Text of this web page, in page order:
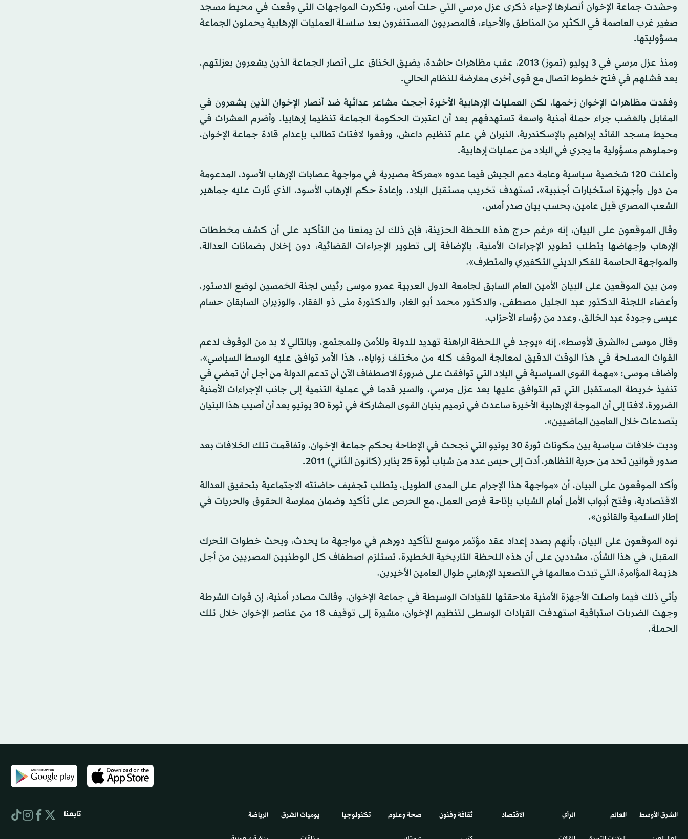
وحشدت جماعة الإخوان أنصارها لإحياء ذكرى عزل مرسي التي حلت أمس. وتكررت المواجهات التي وقعت في محيط مسجد
صغير غرب العاصمة في الكثير من المناطق والأحياء، فالمصريون المستنفرون بعد سلسلة العمليات الإرهابية يحملون الجماعة
مسؤوليتها.
ومنذ عزل مرسي في 3 يوليو (تموز) 2013، عقب مظاهرات حاشدة، يضيق الخناق على أنصار الجماعة الذين يشعرون بعزلتهم،
بعد فشلهم في فتح خطوط اتصال مع قوى أخرى معارضة للنظام الحالي.
وفقدت مظاهرات الإخوان زخمها، لكن العمليات الإرهابية الأخيرة أججت مشاعر عدائية ضد أنصار الإخوان الذين يشعرون في
المقابل بالغضب جراء حملة أمنية واسعة تستهدفهم بعد أن اعتبرت الحكومة الجماعة تنظيما إرهابيا. وأضرم العشرات في
محيط مسجد القائد إبراهيم بالإسكندرية، النيران في علم تنظيم داعش، ورفعوا لافتات تطالب بإعدام قادة جماعة الإخوان،
وحملوهم مسؤولية ما يجري في البلاد من عمليات إرهابية.
وأعلنت 120 شخصية سياسية وعامة دعم الجيش فيما عدوه «معركة مصيرية في مواجهة عصابات الإرهاب الأسود، المدعومة
من دول وأجهزة استخبارات أجنبية»، تستهدف تخريب مستقبل البلاد، وإعادة حكم الإرهاب الأسود، الذي ثارت عليه جماهير
الشعب المصري قبل عامين، بحسب بيان صدر أمس.
وقال الموقعون على البيان، إنه «رغم حرج هذه اللحظة الحزينة، فإن ذلك لن يمنعنا من التأكيد على أن كشف مخططات
الإرهاب وإجهاضها يتطلب تطوير الإجراءات الأمنية، بالإضافة إلى تطوير الإجراءات القضائية، دون إخلال بضمانات العدالة،
والمواجهة الحاسمة للفكر الديني التكفيري والمتطرف».
ومن بين الموقعين على البيان الأمين العام السابق لجامعة الدول العربية عمرو موسى رئيس لجنة الخمسين لوضع الدستور،
وأعضاء اللجنة الدكتور عبد الجليل مصطفى، والدكتور محمد أبو الغار، والدكتورة منى ذو الفقار، والوزيران السابقان حسام
عيسى وجودة عبد الخالق، وعدد من رؤساء الأحزاب.
وقال موسى لـ«الشرق الأوسط»، إنه «يوجد في اللحظة الراهنة تهديد للدولة وللأمن وللمجتمع، وبالتالي لا بد من الوقوف لدعم
القوات المسلحة في هذا الوقت الدقيق لمعالجة الموقف كله من مختلف زواياه.. هذا الأمر توافق عليه الوسط السياسي».
وأضاف موسى: «مهمة القوى السياسية في البلاد التي توافقت على ضرورة الاصطفاف الآن أن تدعم الدولة من أجل أن تمضي في
تنفيذ خريطة المستقبل التي تم التوافق عليها بعد عزل مرسي، والسير قدما في عملية التنمية إلى جانب الإجراءات الأمنية
الضرورة، لافتا إلى أن الموجة الإرهابية الأخيرة ساعدت في ترميم بنيان القوى المشاركة في ثورة 30 يونيو بعد أن أصيب هذا البنيان
بتصدعات خلال العامين الماضيين».
ودبت خلافات سياسية بين مكونات ثورة 30 يونيو التي نجحت في الإطاحة بحكم جماعة الإخوان، وتفاقمت تلك الخلافات بعد
صدور قوانين تحد من حرية التظاهر، أدت إلى حبس عدد من شباب ثورة 25 يناير (كانون الثاني) 2011.
وأكد الموقعون على البيان، أن «مواجهة هذا الإجرام على المدى الطويل، يتطلب تجفيف حاضنته الاجتماعية بتحقيق العدالة
الاقتصادية، وفتح أبواب الأمل أمام الشباب بإتاحة فرص العمل، مع الحرص على تأكيد وضمان ممارسة الحقوق والحريات في
إطار السلمية والقانون».
نوه الموقعون على البيان، بأنهم بصدد إعداد عقد مؤتمر موسع لتأكيد دورهم في مواجهة ما يحدث، وبحث خطوات التحرك
المقبل، في هذا الشأن، مشددين على أن هذه اللحظة التاريخية الخطيرة، تستلزم اصطفاف كل الوطنيين المصريين من أجل
هزيمة المؤامرة، التي تبدت معالمها في التصعيد الإرهابي طوال العامين الأخيرين.
يأتي ذلك فيما واصلت الأجهزة الأمنية ملاحقتها للقيادات الوسيطة في جماعة الإخوان. وقالت مصادر أمنية، إن قوات الشرطة
وجهت الضربات استباقية استهدفت القيادات الوسطى لتنظيم الإخوان، مشيرة إلى توقيف 18 من عناصر الإخوان خلال تلك
الحملة.
الشرق الأوسط​ العالم الرأي الاقتصاد ثقافة وفنون صحة وعلوم تكنولوجيا يوميات الشرق​ الرياضة تابعنا